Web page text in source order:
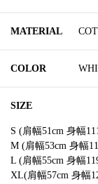
MATERIAL
COLOR
SIZE
S (肩幅51cm 身幅
M (肩幅53cm 身幅
L (肩幅55cm 身幅
XL(肩幅57cm 身幅